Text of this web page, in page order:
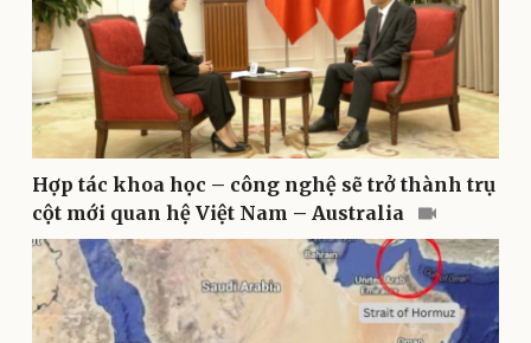
Lịch thi đấu bóng đá
Thế giới thể thao
eSports
Hậu trường
Xe máy
Tư vấn
Hợp tác khoa học – công nghệ sẽ trở thành trụ
cột mới quan hệ Việt Nam – Australia